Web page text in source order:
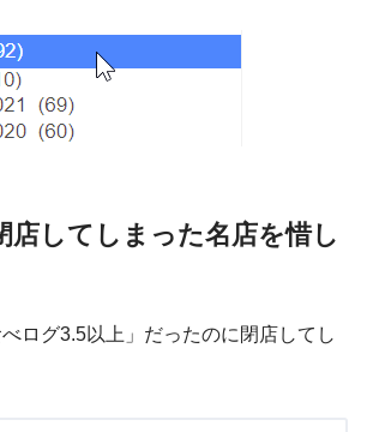
店してしまった名店を惜し
ログ3.5以上」だったのに閉店してし